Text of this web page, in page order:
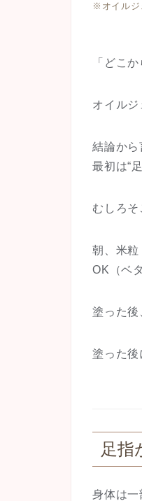
※オイルジ
「どこ
オイルジ
結論から
最初は“
むしろ
朝、米
OK（ベ
塗った
塗った後
足指
身体は一